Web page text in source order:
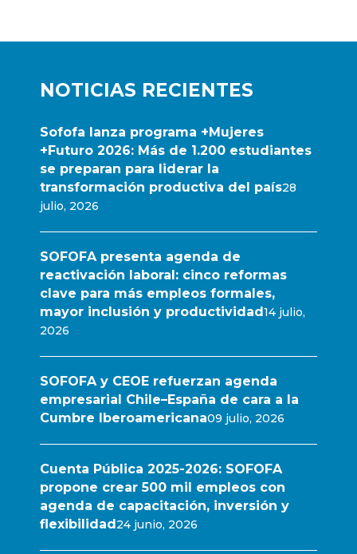
NOTICIAS RECIENTES
Sofofa lanza programa +Mujeres
+Futuro 2026: Más de 1.200 estudiantes
se preparan para liderar la
transformación productiva del país28
julio, 2026
SOFOFA presenta agenda de
reactivación laboral: cinco reformas
clave para más empleos formales,
mayor inclusión y productividad14 julio,
2026
SOFOFA y CEOE refuerzan agenda
empresarial Chile–España de cara a la
Cumbre Iberoamericana09 julio, 2026
Cuenta Pública 2025-2026: SOFOFA
propone crear 500 mil empleos con
agenda de capacitación, inversión y
flexibilidad24 junio, 2026